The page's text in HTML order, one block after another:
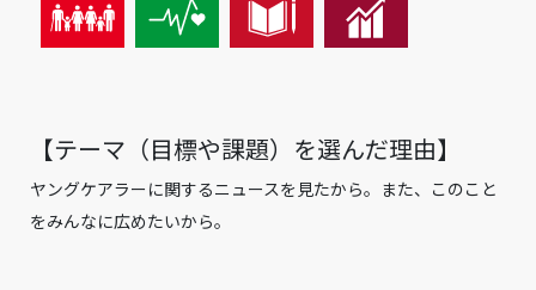
【テーマ（⽬標や課題）を選んだ理由】
ヤングケアラーに関するニュースを見たから。また、このこと
をみんなに広めたいから。